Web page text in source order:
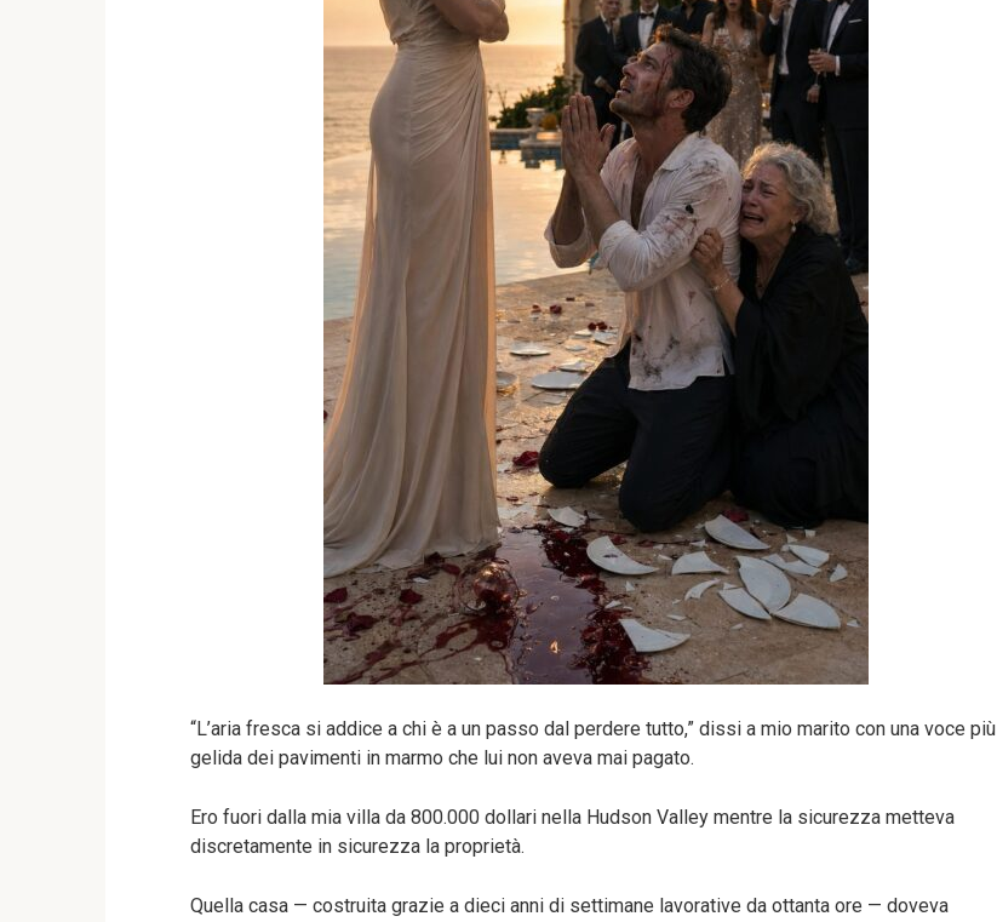
“L’aria fresca si addice a chi è a un passo dal perdere tutto,” dissi a mio marito con una voce più
gelida dei pavimenti in marmo che lui non aveva mai pagato.
Ero fuori dalla mia villa da 800.000 dollari nella Hudson Valley mentre la sicurezza metteva
discretamente in sicurezza la proprietà.
Quella casa — costruita grazie a dieci anni di settimane lavorative da ottanta ore — doveva